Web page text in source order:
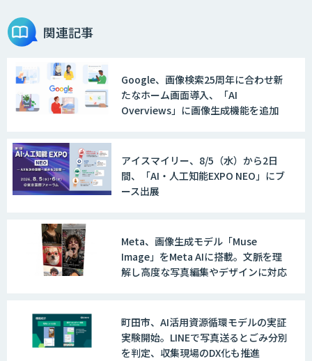
関連記事
Google、画像検索25周年に合わせ新
たなホーム画面導入、「AI
Overviews」に画像生成機能を追加
アイスマイリー、8/5（水）から2日
間、「AI・人工知能EXPO NEO」にブ
ース出展
Meta、画像生成モデル「Muse
Image」をMeta AIに搭載。文脈を理
解し高度な写真編集やデザインに対応
町田市、AI活用資源循環モデルの実証
実験開始。LINEで写真送るとごみ分別
を判定、収集現場のDX化も推進